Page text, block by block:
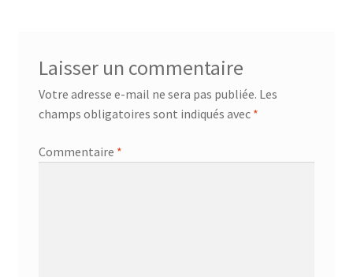
Panier
Vidéos
Laisser un commentaire
Votre adresse e-mail ne sera pas publiée. Les
champs obligatoires sont indiqués avec *
Commentaire *